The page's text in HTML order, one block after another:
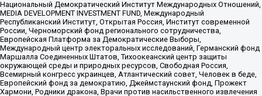
Национальный Демократический Институт Международных Отношений,
MEDIA DEVELOPMENT INVESTMENT FUND, Международный
Республиканский Институт, Открытая Россия, Институт современной
России, Черноморский фонд регионального сотрудничества,
Европейская Платформа за Демократические Выборы,
Международный центр электоральных исследований, Германский фонд
Маршалла Соединенных Штатов, Тихоокеанский центр защиты
окружающей среды и природных ресурсов, Свободная Россия,
Всемирный конгресс украинцев, Атлантический совет, Человек в беде,
Европейский фонд за демократию, Джеймстаунский фонд, Прожект
Хармони, Родники дракона, Врачи против насильственного извлечения